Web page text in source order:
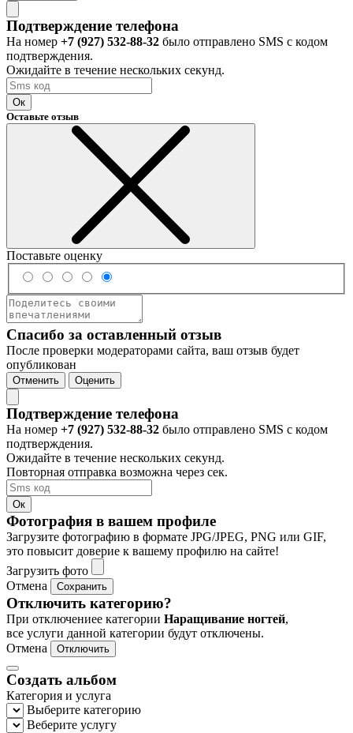
Подтверждение телефона
На номер +7 (927) 532-88-32 было отправлено SMS с кодом
подтверждения.
Ожидайте в течение нескольких секунд.
Ок
Оставьте отзыв
Поставьте оценку
Спасибо за оставленный отзыв
После проверки модераторами сайта, ваш отзыв будет
опубликован
Отменить Оценить
Подтверждение телефона
На номер +7 (927) 532-88-32 было отправлено SMS с кодом
подтверждения.
Ожидайте в течение нескольких секунд.
Повторная отправка возможна через сек.
Ок
Фотография в вашем профиле
Загрузите фотографию в формате JPG/JPEG, PNG или GIF,
это повысит доверие к вашему профилю на сайте!
Загрузить фото
Отмена
Сохранить
Отключить категорию?
При отключениее категории Наращивание ногтей,
все услуги данной категории будут отключены.
Отмена
Отключить
Создать альбом
Категория и услуга
Выберите категорию
Веберите услугу